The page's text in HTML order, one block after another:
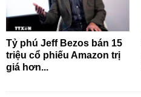
Tỷ phú Jeff Bezos bán 15
triệu cổ phiếu Amazon trị
giá hơn...